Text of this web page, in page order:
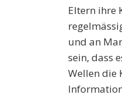
Eltern ihre
und an
sein, dass
Wellen die